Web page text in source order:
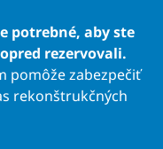
potrebné, aby ste
rezervovali.
pomôže zabezpečiť
rekonštrukčných